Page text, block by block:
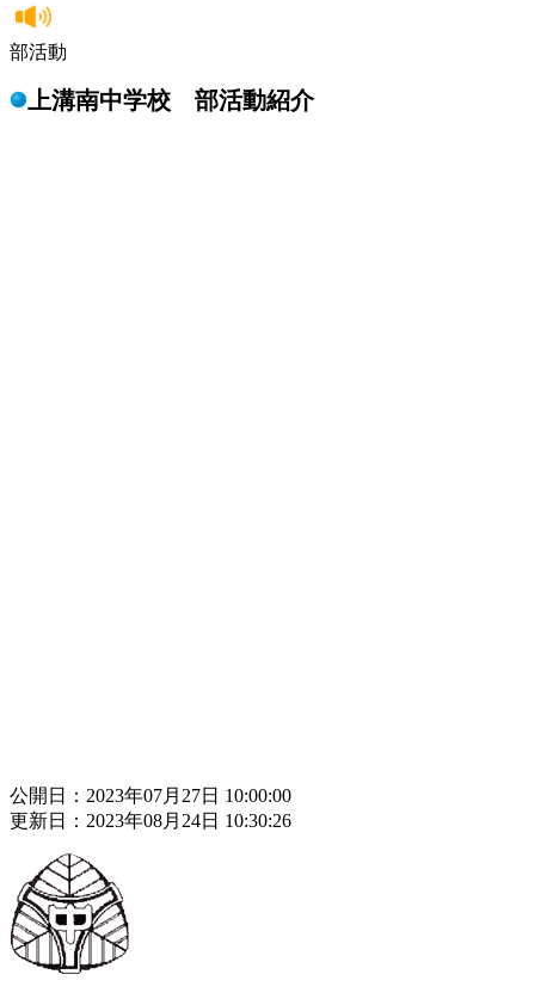
部活動
上溝南中学校 部活動紹介
公開日：2023年07月27日 10:00:00
更新日：2023年08月24日 10:30:26